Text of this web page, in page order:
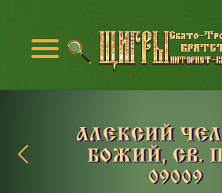
АЛЕКСИЙ
БОЖИЙ, СВ.
09009